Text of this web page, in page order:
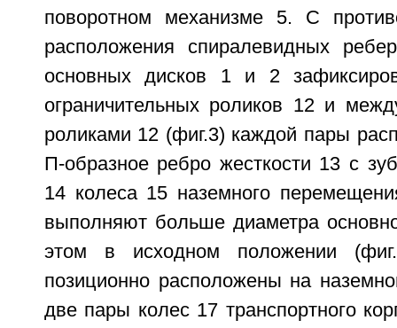
поворотном механизме 5. С
расположения спиралевидных
основных дисков 1 и 2
ограничительных роликов 12 и
роликами 12 (фиг.3) каждой пары
П-образное ребро жесткости 13 с
14 колеса 15 наземного
выполняют больше диаметра
этом в исходном положении
позиционно расположены на
две пары колес 17 транспортного